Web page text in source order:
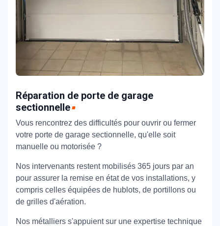
Réparation de porte de garage
sectionnelle
Vous rencontrez des difficultés pour ouvrir ou fermer
votre porte de garage sectionnelle, qu'elle soit
manuelle ou motorisée ?
Nos intervenants restent mobilisés 365 jours par an
pour assurer la remise en état de vos installations, y
compris celles équipées de hublots, de portillons ou
de grilles d'aération.
Nos métalliers s'appuient sur une expertise technique